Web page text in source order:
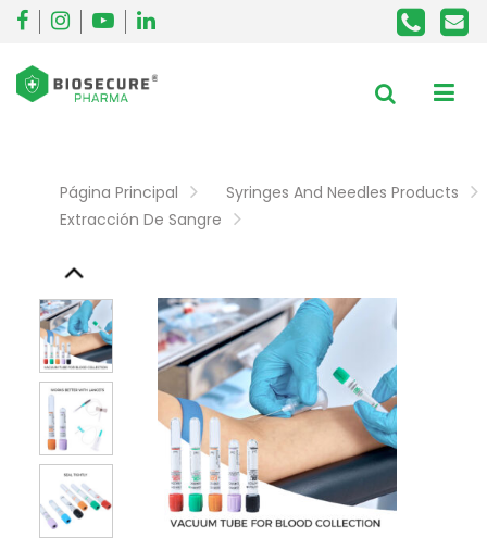
Página Principal
Syringes And Needles Products
Extracción De Sangre